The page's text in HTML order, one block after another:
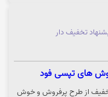
تخفیف دار
ارزانتر میتوانید تا 42 درصد تخفیف از طرح پرفروش و خوش